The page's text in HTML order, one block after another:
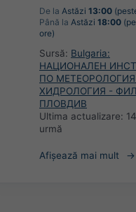
De la Astăzi 13:00
Până la Astăzi 18:00
ore)
Sursă: Bulgaria:
НАЦИОНАЛЕН
ПО
ХИДРОЛОГИЯ -
ПЛОВДИВ
Ultima actualizare:
urmă
Afișează mai mult